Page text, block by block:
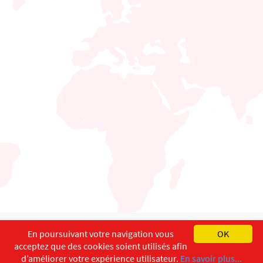
English Français
Copyright ©ISEC-AdW Impressum
OK
En poursuivant votre navigation vous
acceptez que des cookies soient utilisés afin
d’améliorer votre expérience utilisateur. En savoir plus...